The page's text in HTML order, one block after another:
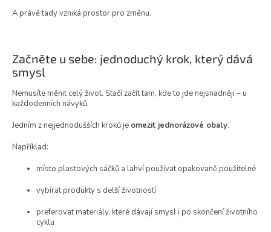
A právě tady vzniká prostor pro změnu.
Začněte u sebe: jednoduchý krok, který dává
smysl
Nemusíte měnit celý život. Stačí začít tam, kde to jde nejsnadněji – u
každodenních návyků.
Jedním z nejjednodušších kroků je omezit jednorázové obaly.
Například:
místo plastových sáčků a lahví používat opakovaně použitelné
vybírat produkty s delší životností
preferovat materiály, které dávají smysl i po skončení životního
cyklu